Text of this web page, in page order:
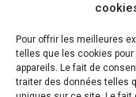
Pour offrir les meilleures
telles que les cookies
appareils. Le fait de
traiter des données telles
Mercredi
Jeudi